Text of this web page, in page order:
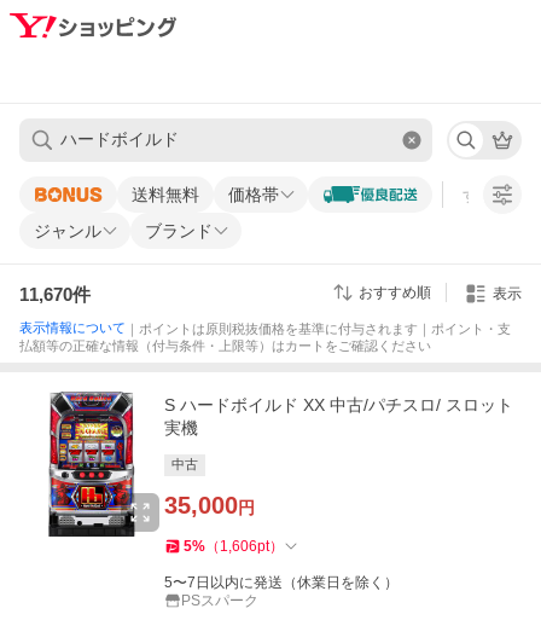
送料無料 価格帯 すべての条
ジャンル ブランド
11,670件 おすすめ順 表示
表示情報について ｜ポイントは原則税抜価格を基準に付与されます｜ポイント・支
払額等の正確な情報（付与条件・上限等）はカートをご確認ください
S ハードボイルド XX 中古/パチスロ/ スロット
実機
中古
35,000円
5% （ 1,606pt）
5〜7日以内に発送（休業日を除く）
PSスパーク